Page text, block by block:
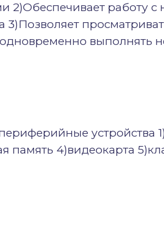
2)Обеспечивает работу с
3)Позволяет
выполнять
устройства
память 4)видеокарта